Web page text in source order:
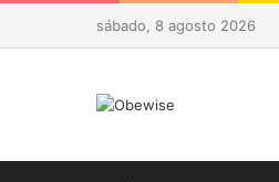
sábado, 8 agosto 2026